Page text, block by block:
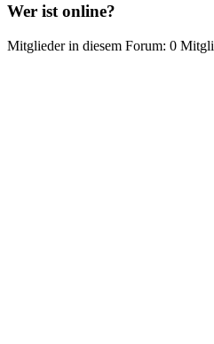
Wer ist online?
Mitglieder in diesem Forum: 0